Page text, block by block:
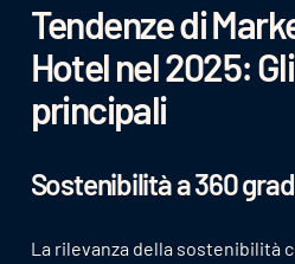
Tendenze di
Hotel nel 2025:
principali
Sostenibilità a 360
La rilevanza della sostenibilità